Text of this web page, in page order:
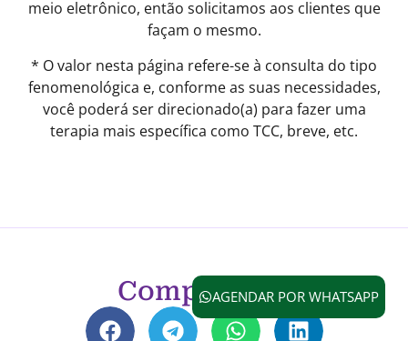
meio eletrônico, então solicitamos aos clientes que
façam o mesmo.
* O valor nesta página refere-se à consulta do tipo
fenomenológica e, conforme as suas necessidades,
você poderá ser direcionado(a) para fazer uma
terapia mais específica como TCC, breve, etc.
CompartilheAGENDAR POR WHATSAPP